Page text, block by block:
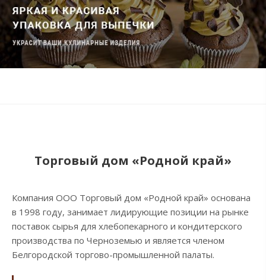
Торговый дом «Родной край»
Компания ООО Торговый дом «Родной край» основана
в 1998 году, занимает лидирующие позиции на рынке
поставок сырья для хлебопекарного и кондитерского
производства по Черноземью и является членом
Белгородской торгово-промышленной палаты.